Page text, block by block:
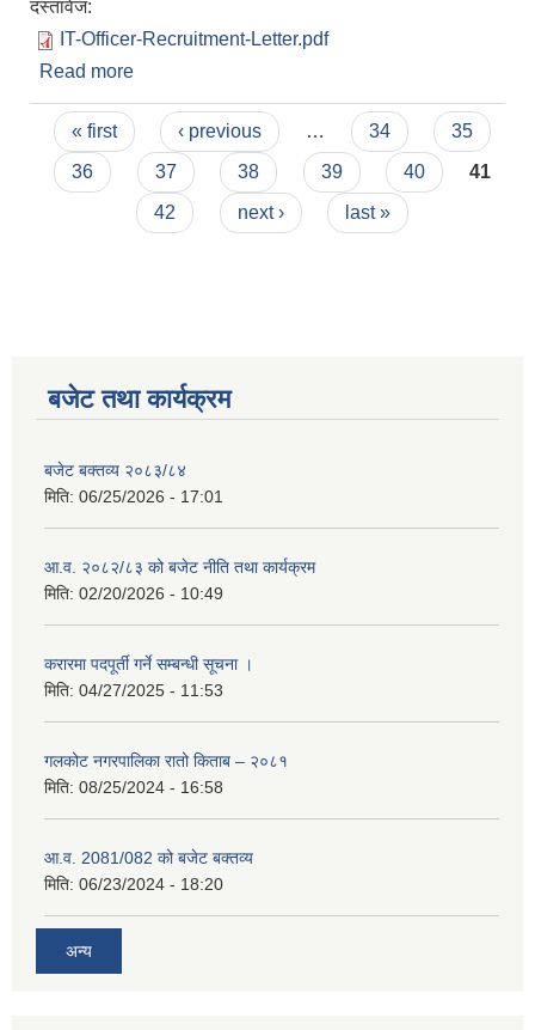
दस्तावेज:
IT-Officer-Recruitment-Letter.pdf
Read more
Pages
« first ‹ previous … 34
35
36
37 38 39 40
41
42
next › last »
बजेट तथा कार्यक्रम
बजेट बक्तव्य २०८३/८४
मिति: 06/25/2026 - 17:01
आ.व. २०८२/८३ को बजेट नीति तथा कार्यक्रम
मिति: 02/20/2026 - 10:49
करारमा पदपूर्ती गर्ने सम्बन्धी सूचना ।
मिति: 04/27/2025 - 11:53
गलकोट नगरपालिका रातो किताब – २०८१
मिति: 08/25/2024 - 16:58
आ.व. 2081/082 को बजेट बक्तव्य
मिति: 06/23/2024 - 18:20
अन्य